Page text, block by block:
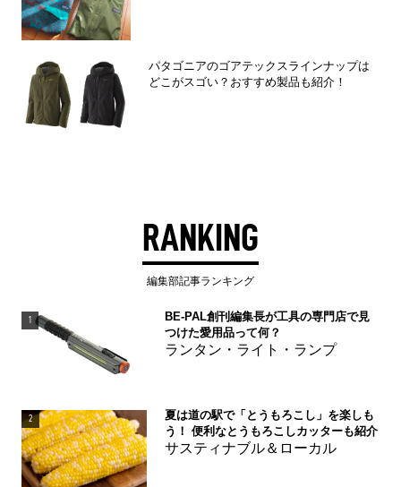
パタゴニアのゴアテックスラインナップは
どこがスゴい？おすすめ製品も紹介！
RANKING
編集部記事ランキング
1
BE-PAL創刊編集長が工具の専門店で見
つけた愛用品って何？
ランタン・ライト・ランプ
2
夏は道の駅で「とうもろこし」を楽しも
う！ 便利なとうもろこしカッターも紹介
サスティナブル＆ローカル